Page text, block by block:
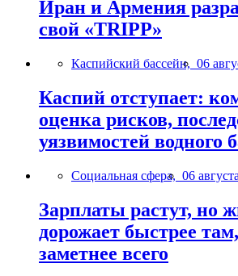
Иран и Армения
свой «TRIPP»
Каспийский бассейн, 06
Каспий отступает:
оценка рисков,
уязвимостей водного
Социальная сфера, 06
Зарплаты растут, но
дорожает быстрее там,
заметнее всего